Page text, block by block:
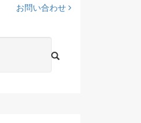
お問い合わせ